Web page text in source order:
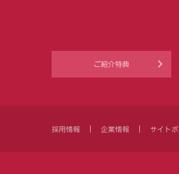
ご紹介特典
採用情報 企業情報 サイト